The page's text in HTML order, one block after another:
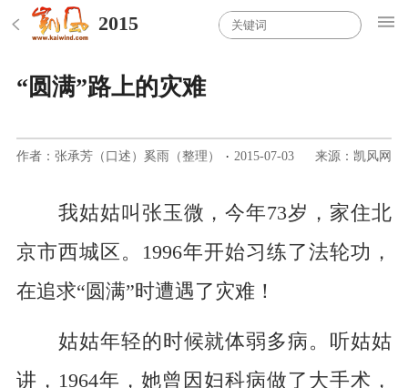
2015
“圆满”路上的灾难
作者：张承芳（口述）奚雨（整理） · 2015-07-03 来源：凯风网
我姑姑叫张玉微，今年73岁，家住北
京市西城区。1996年开始习练了法轮功，
在追求“圆满”时遭遇了灾难！
姑姑年轻的时候就体弱多病。听姑姑
讲，1964年，她曾因妇科病做了大手术，